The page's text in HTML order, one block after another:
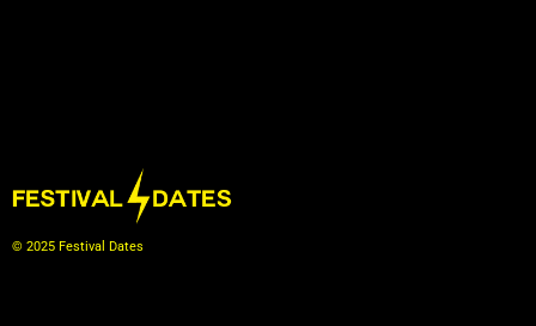
© 2025 Festival Dates